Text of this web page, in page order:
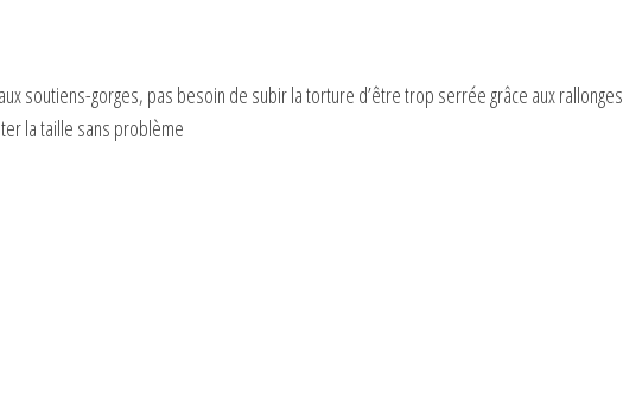
soutiens-gorges, pas besoin de subir la torture d’être trop serrée grâce aux rallonges
la taille sans problème